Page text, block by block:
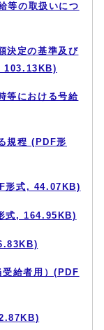
等の取扱いにつ
決定の基準及び
103.13KB)
等における号給
規程 (PDF形
形式, 44.07KB)
式, 164.95KB)
給者用）(PDF